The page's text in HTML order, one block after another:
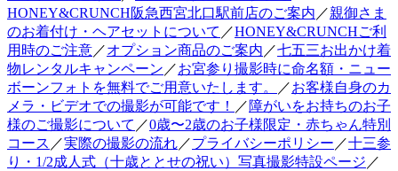
HONEY&CRUNCH阪急西宮北口駅前店のご案内 ／親御さま
のお着付け・ヘアセットについて ／HONEY&CRUNCHご利
用時のご注意／オプション商品のご案内 ／七五三お出かけ着
物レンタルキャンペーン ／お宮参り撮影時に命名額・ニュー
ボーンフォトを無料でご用意いたします。
／お客様自身のカ
メラ・ビデオでの撮影が可能です！ ／障がいをお持ちのお子
様のご撮影について ／0歳〜2歳のお子様限定・赤ちゃん特別
コース ／実際の撮影の流れ／プライバシーポリシー ／十三参
り・1/2成人式（十歳ととせの祝い）写真撮影特設ページ ／